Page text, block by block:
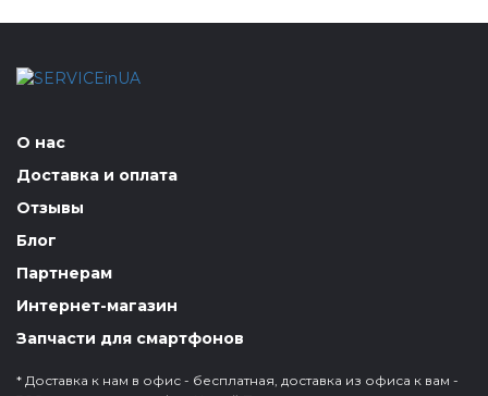
О нас
Доставка и оплата
Отзывы
Блог
Партнерам
Интернет-магазин
Запчасти для смартфонов
* Доставка к нам в офис - бесплатная, доставка из офиса к вам -